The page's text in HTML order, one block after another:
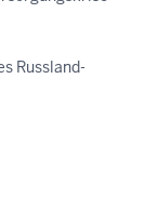
Russland-